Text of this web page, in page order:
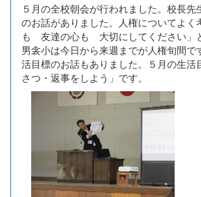
５月の全校朝会が行われました。校長先
のお話がありました。人権についてよく
も 友達の心も 大切にしてください」
男衾小は今日から来週までが人権旬間で
活目標のお話もありました。５月の生活
さつ・返事をしよう」です。